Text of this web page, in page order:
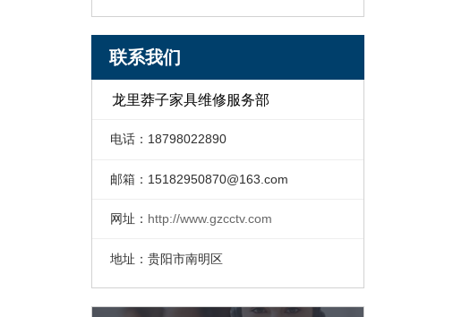
联系我们
龙里莽子家具维修服务部
电话：18798022890
邮箱： 15182950870@163.com
网址： http://www.gzcctv.com
地址：贵阳市南明区